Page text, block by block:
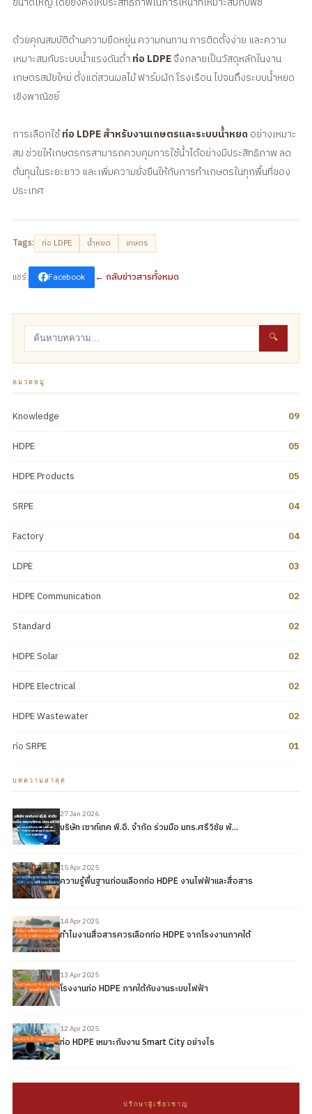
ด้วยคุณสมบัติด้านความยืดหยุ่น ความทนทาน การติดตั้งง่าย และความ
เหมาะสมกับระบบน้ำแรงดันต่ำ ท่อ LDPEจึงกลายเป็นวัสดุหลักในงาน
เกษตรสมัยใหม่ ตั้งแต่สวนผลไม้ ฟาร์มผัก โรงเรือน ไปจนถึงระบบน้ำหยด
เชิงพาณิชย์
การเลือกใช้ท่อ LDPE สำหรับงานเกษตรและระบบน้ำหยด อย่างเหมาะ
สม ช่วยให้เกษตรกรสามารถควบคุมการใช้น้ำได้อย่างมีประสิทธิภาพ ลด
ต้นทุนในระยะยาว และเพิ่มความยั่งยืนให้กับการทำเกษตรในทุกพื้นที่ของ
ประเทศ
Tags: ท่อ LDPE น้ำหยด เกษตร
แชร์: Facebook ← กลับข่าวสารทั้งหมด
🔍
หมวดหมู่
Knowledge
09
HDPE
05
HDPE Products
05
SRPE
04
Factory
04
LDPE
03
HDPE Communication
02
Standard
02
HDPE Solar
02
HDPE Electrical
02
HDPE Wastewater
02
ท่อ SRPE
01
บทความล่าสุด
27 Jan 2026
บริษัท เซาท์เทค พี.อี. จำกัด ร่วมมือ มทร.ศรีวิชัย พั...
15 Apr 2025
ความรู้พื้นฐานก่อนเลือกท่อ HDPE งานไฟฟ้าและสื่อสาร
14 Apr 2025
ทำไมงานสื่อสารควรเลือกท่อ HDPE จากโรงงานภาคใต้
13 Apr 2025
โรงงานท่อ HDPE ภาคใต้กับงานระบบไฟฟ้า
12 Apr 2025
ท่อ HDPE เหมาะกับงาน Smart City อย่างไร
ปรึกษาผู้เชี่ยวชาญ